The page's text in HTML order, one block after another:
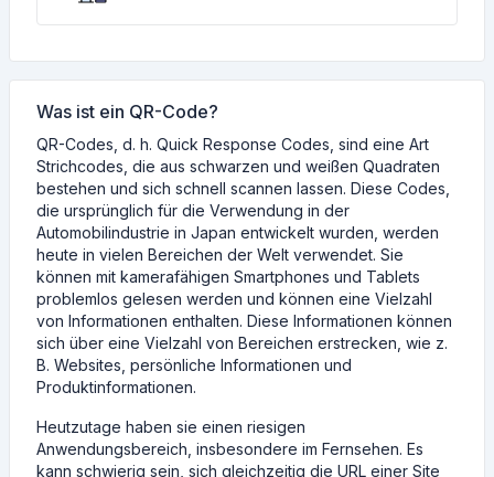
Was ist ein QR-Code?
QR-Codes, d. h. Quick Response Codes, sind eine Art
Strichcodes, die aus schwarzen und weißen Quadraten
bestehen und sich schnell scannen lassen. Diese Codes,
die ursprünglich für die Verwendung in der
Automobilindustrie in Japan entwickelt wurden, werden
heute in vielen Bereichen der Welt verwendet. Sie
können mit kamerafähigen Smartphones und Tablets
problemlos gelesen werden und können eine Vielzahl
von Informationen enthalten. Diese Informationen können
sich über eine Vielzahl von Bereichen erstrecken, wie z.
B. Websites, persönliche Informationen und
Produktinformationen.
Heutzutage haben sie einen riesigen
Anwendungsbereich, insbesondere im Fernsehen. Es
kann schwierig sein, sich gleichzeitig die URL einer Site